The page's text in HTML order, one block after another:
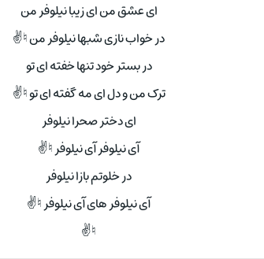
ای عشق من ای زیبا نیلوفر من
در خواب نازی شبها نیلوفر من ♮✌
در بستر خود تنها خفته ای تو
ترک من و دل ای مه گفته ای تو ♮✌
ای دختر صحرا نیلوفر
آی نیلوفر آی نیلوفر ♮✌
در خلوتم بازا نیلوفر
آی نیلوفر های آی نیلوفر ♮✌
♮✌